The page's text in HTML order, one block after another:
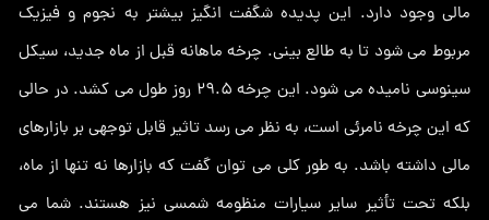
مالی وجود دارد. این پدیده شگفت انگیز بیشتر به نجوم و فیزیک
مربوط می شود تا به طالع بینی. چرخه ماهانه قبل از ماه جدید، سیکل
سینوسی نامیده می شود. این چرخه 29.5 روز طول می کشد. در حالی
که این چرخه نامرئی است، به نظر می رسد تاثیر قابل توجهی بر بازارهای
مالی داشته باشد. به طور کلی می توان گفت که بازارها نه تنها از ماه،
بلکه تحت تأثیر سایر سیارات منظومه شمسی نیز هستند. شما می